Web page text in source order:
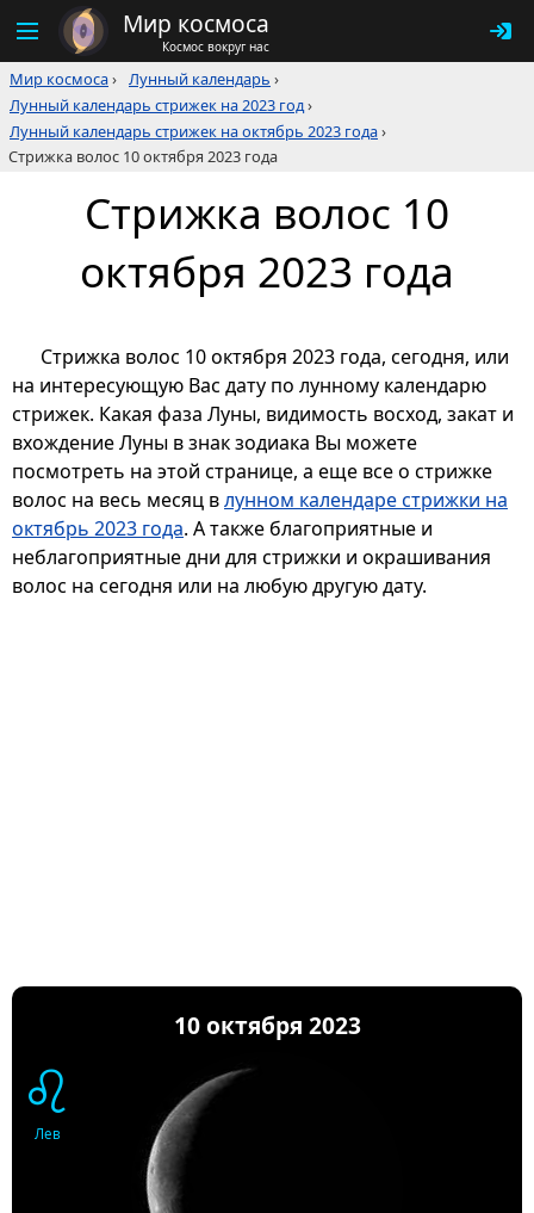
Мир космоса
Космос вокруг нас
Мир космоса› Лунный календарь ›
Лунный календарь стрижек на 2023 год›
Лунный календарь стрижек на октябрь 2023 года›
Стрижка волос 10 октября 2023 года
Стрижка волос 10
октября 2023 года
Стрижка волос 10 октября 2023 года, сегодня, или
на интересующую Вас дату по лунному календарю
стрижек. Какая фаза Луны, видимость восход, закат и
вхождение Луны в знак зодиака Вы можете
посмотреть на этой странице, а еще все о стрижке
волос на весь месяц влунном календаре стрижки на
октябрь 2023 года. А также благоприятные и
неблагоприятные дни для стрижки и окрашивания
волос на сегодня или на любую другую дату.
10 октября 2023
♌
Лев